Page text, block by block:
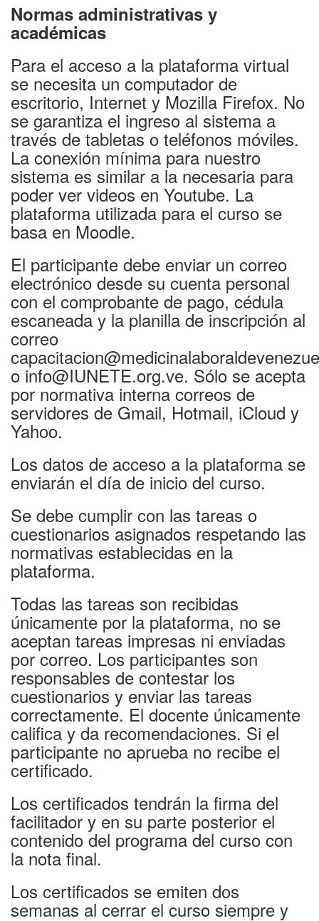
Normas administrativas y
académicas
Para el acceso a la plataforma virtual
se necesita un computador de
escritorio, Internet y Mozilla Firefox. No
se garantiza el ingreso al sistema a
través de tabletas o teléfonos móviles.
La conexión mínima para nuestro
sistema es similar a la necesaria para
poder ver videos en Youtube. La
plataforma utilizada para el curso se
basa en Moodle.
El participante debe enviar un correo
electrónico desde su cuenta personal
con el comprobante de pago, cédula
escaneada y la planilla de inscripción al
correo
o info@IUNETE.org.ve. Sólo se acepta
por normativa interna correos de
servidores de Gmail, Hotmail, iCloud y
Yahoo.
Los datos de acceso a la plataforma se
enviarán el día de inicio del curso.
Se debe cumplir con las tareas o
cuestionarios asignados respetando las
normativas establecidas en la
plataforma.
Todas las tareas son recibidas
únicamente por la plataforma, no se
aceptan tareas impresas ni enviadas
por correo. Los participantes son
responsables de contestar los
cuestionarios y enviar las tareas
correctamente. El docente únicamente
califica y da recomendaciones. Si el
participante no aprueba no recibe el
certificado.
Los certificados tendrán la firma del
facilitador y en su parte posterior el
contenido del programa del curso con
la nota final.
Los certificados se emiten dos
semanas al cerrar el curso siempre y